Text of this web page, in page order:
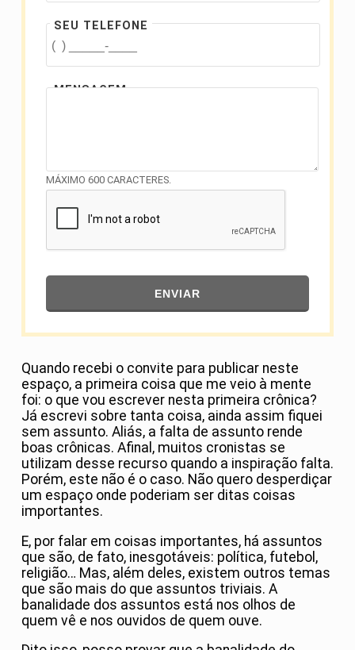
SEU TELEFONE
MENSAGEM
MÁXIMO 600 CARACTERES.
ENVIAR
Quando recebi o convite para publicar neste
espaço, a primeira coisa que me veio à mente
foi: o que vou escrever nesta primeira crônica?
Já escrevi sobre tanta coisa, ainda assim fiquei
sem assunto. Aliás, a falta de assunto rende
boas crônicas. Afinal, muitos cronistas se
utilizam desse recurso quando a inspiração falta.
Porém, este não é o caso. Não quero desperdiçar
um espaço onde poderiam ser ditas coisas
importantes.
E, por falar em coisas importantes, há assuntos
que são, de fato, inesgotáveis: política, futebol,
religião… Mas, além deles, existem outros temas
que são mais do que assuntos triviais. A
banalidade dos assuntos está nos olhos de
quem vê e nos ouvidos de quem ouve.